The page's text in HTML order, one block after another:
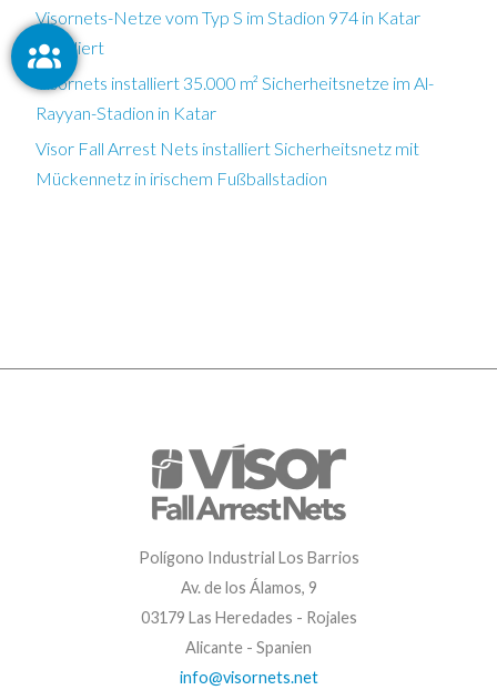
Visornets-Netze vom Typ S im Stadion 974 in Katar
installiert
Visornets installiert 35.000 m² Sicherheitsnetze im Al-
Rayyan-Stadion in Katar
Visor Fall Arrest Nets installiert Sicherheitsnetz mit
Mückennetz in irischem Fußballstadion
Polígono Industrial Los Barrios
Av. de los Álamos, 9
03179 Las Heredades - Rojales
Alicante - Spanien
info@visornets.net